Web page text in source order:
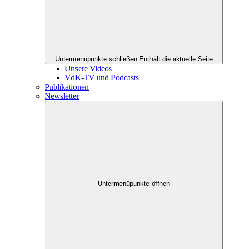
Untermenüpunkte schließen Enthält die aktuelle Seite
Unsere Videos
VdK-TV und Podcasts
Publikationen
Newsletter
Untermenüpunkte öffnen